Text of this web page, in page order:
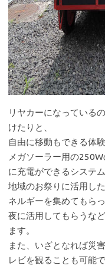
リヤカーになっている
けたりと、
自由に移動もできる体
メガソーラー用の
に充電ができるシステム
地域のお祭りに活用し
ネルギーを集めてもらっ
夜に活用してもらうな
ます。
また、いざとなれば災
レビを観ることも可能で